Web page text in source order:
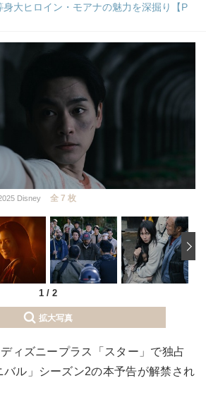
身大ヒロイン・モアナの魅力を深掘り【P
Disney 全 7 枚
1 / 2
拡大写真
ィズニープラス「スター」で独占
バル」シーズン2の本予告が解禁され